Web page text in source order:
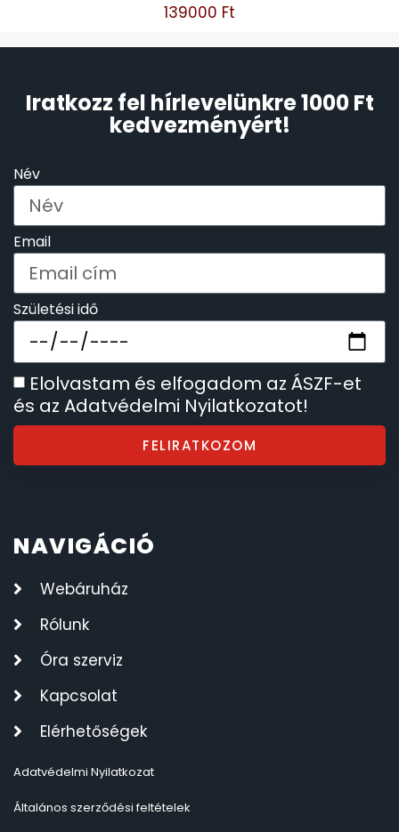
139000 Ft
Iratkozz fel hírlevelünkre 1000 Ft
kedvezményért!
Név
Email
Születési idő
Elolvastam és elfogadom az ÁSZF-et
és az Adatvédelmi Nyilatkozatot!
FELIRATKOZOM
NAVIGÁCIÓ
Webáruház
Rólunk
Óra szerviz
Kapcsolat
Elérhetőségek
Adatvédelmi Nyilatkozat
Általános szerződési feltételek